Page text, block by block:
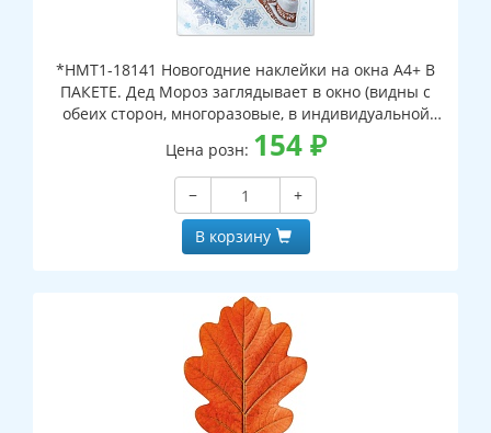
*НМТ1-18141 Новогодние наклейки на окна А4+ В
ПАКЕТЕ. Дед Мороз заглядывает в окно (видны с
обеих сторон, многоразовые, в индивидуальной
упаковке, с европодвесом и клеевым клапаном)
Цена розн: 154₽
−
+
В корзину